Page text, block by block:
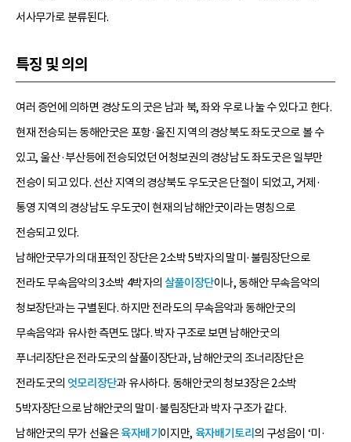
서사무가로 분류된다.
특징 및 의의
여러 증언에 의하면 경상도의 굿은 남과 북, 좌와 우로 나눌 수 있다고 한다.
현재 전승되는 동해안굿은 포항·울진 지역의 경상북도 좌도굿으로 볼 수
있고, 울산·부산등에 전승되었던 어청보권의 경상남도 좌도굿은 일부만
전승이 되고 있다. 선산 지역의 경상북도 우도굿은 단절이 되었고, 거제·
통영 지역의 경상남도 우도굿이 현재의 남해안굿이라는 명칭으로
전승되고 있다.
남해안굿무가의 대표적인 장단은 2소박 5박자의 말미·불림장단으로
전라도 무속음악의 3소박 4박자의 살풀이장단이나, 동해안 무속음악의
청보장단과는 구별된다. 하지만 전라도의 무속음악과 동해안굿의
무속음악과 유사한 측면도 많다. 박자 구조로 보면 남해안굿의
푸너리장단은 전라도굿의 살풀이장단과, 남해안굿의 조너리장단은
전라도굿의 엇모리장단과 유사하다. 동해안굿의 청보3장은 2소박
5박자장단으로 남해안굿의 말미·불림장단과 박자 구조가 같다.
남해안굿의 무가 선율은육자배기 이지만, 육자배기토리 의 구성음이 ‘미·